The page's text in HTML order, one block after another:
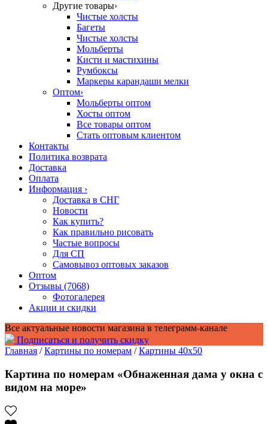
Другие товары›
Чистые холсты
Багеты
Чистые холсты
Мольберты
Кисти и мастихины
Румбоксы
Маркеры карандаши мелки
Оптом›
Мольберты оптом
Хосты оптом
Все товары оптом
Стать оптовым клиентом
Контакты
Политика возврата
Доставка
Оплата
Информация ›
Доставка в СНГ
Новости
Как купить?
Как правильно рисовать
Частые вопросы
Для СП
Самовывоз оптовых заказов
Оптом
Отзывы (7068)
Фотогалерея
Акции и скидки
Все актуальные новости магазина в телеграмм-канале
Подписаться и получить скидку
Главная /Картины по номерам /Картины 40x50
Картина по номерам «Обнаженная дама у окна с
видом на море»